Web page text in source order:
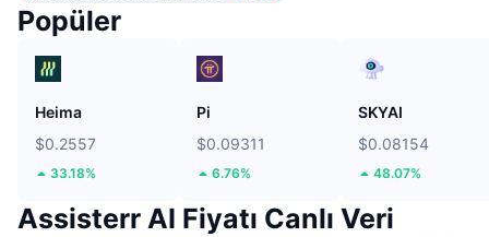
Popüler
Heima
$0.2557
33.18%
Pi
$0.09311
6.76%
SKYAI
$0.08154
48.07%
Assisterr AI Fiyatı Canlı Veri